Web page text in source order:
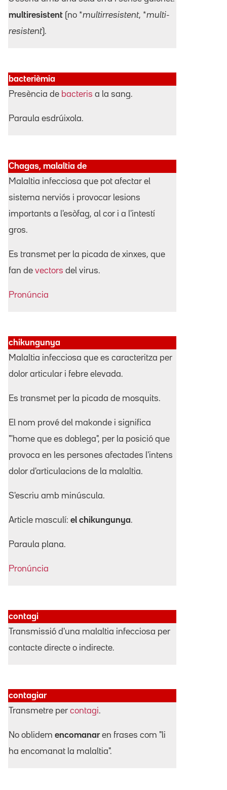
multiresistent (no *multirresistent, *multi-
resistent).
bacterièmia
Presència de bacteris a la sang.
Paraula esdrúixola.
Chagas, malaltia de
Malaltia infecciosa que pot afectar el
sistema nerviós i provocar lesions
importants a l'esòfag, al cor i a l'intestí
gros.
Es transmet per la picada de xinxes, que
fan de vectors del virus.
Pronúncia
chikungunya
Malaltia infecciosa que es caracteritza per
dolor articular i febre elevada.
Es transmet per la picada de mosquits.
El nom prové del makonde i significa
"'home que es doblega", per la posició que
provoca en les persones afectades l'intens
dolor d'articulacions de la malaltia.
S'escriu amb minúscula.
Article masculí: el chikungunya.
Paraula plana.
Pronúncia
contagi
Transmissió d'una malaltia infecciosa per
contacte directe o indirecte.
contagiar
Transmetre per contagi.
No oblidem encomanaren frases com "li
ha encomanat la malaltia".